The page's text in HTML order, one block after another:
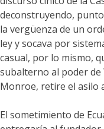
deconstruyendo,
la vergüenza de un
ley y socava por
casual, por lo mismo,
subalterno al poder
Monroe, retire el asilo
El sometimiento de